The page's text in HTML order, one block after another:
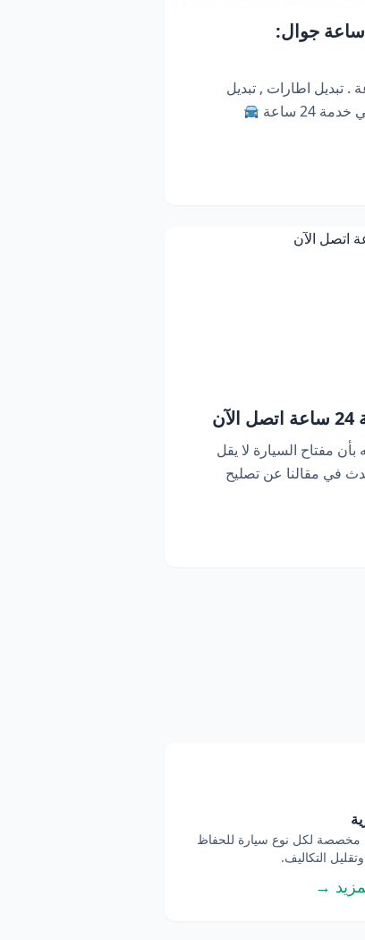
كراج متنقل دبي | خدمة 24 ساعة جوال:
ابو ظبي . خدمة 24 ساعة . تبديل اطارات , تبديل
24 ساعة
مفتاح السيارة لا يقل
في مقالنا عن تصليح
مخصصة لكل نوع سيارة للحفاظ
التكاليف.
→